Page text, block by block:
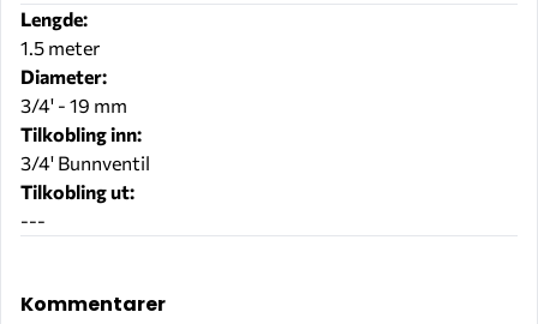
Lengde:
1.5 meter
Diameter:
3/4' - 19 mm
Tilkobling inn:
3/4' Bunnventil
Tilkobling ut:
---
Kommentarer